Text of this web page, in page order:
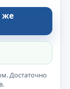
же
Достаточно